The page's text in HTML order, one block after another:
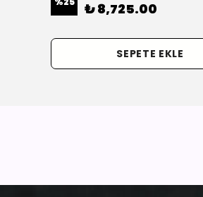
₺ 8,725.00
SEPETE EKLE